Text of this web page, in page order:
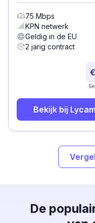
75 Mbps
KPN netwerk
Geldig in de EU
2 jarig contract
Bekijk bij
De